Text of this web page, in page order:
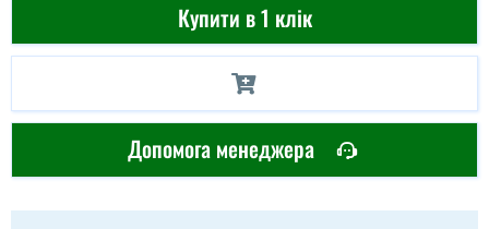
Купити в 1 клік
Допомога менеджера